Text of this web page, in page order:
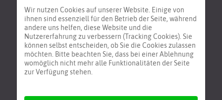
Neueste Beiträge
"Das innere Kind"
Wir nutzen Cookies auf unserer Website. Einige von
ihnen sind essenziell für den Betrieb der Seite, während
andere uns helfen, diese Website und die
Nutzererfahrung zu verbessern (Tracking Cookies). Sie
können selbst entscheiden, ob Sie die Cookies zulassen
möchten. Bitte beachten Sie, dass bei einer Ablehnung
womöglich nicht mehr alle Funktionalitäten der Seite
zur Verfügung stehen.